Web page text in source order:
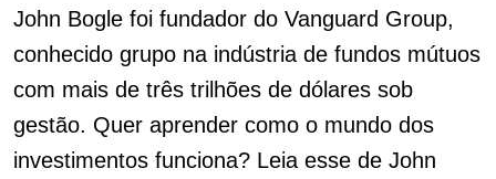
John Bogle foi fundador do Vanguard Group,
conhecido grupo na indústria de fundos mútuos
com mais de três trilhões de dólares sob
gestão. Quer aprender como o mundo dos
investimentos funciona? Leia esse de John